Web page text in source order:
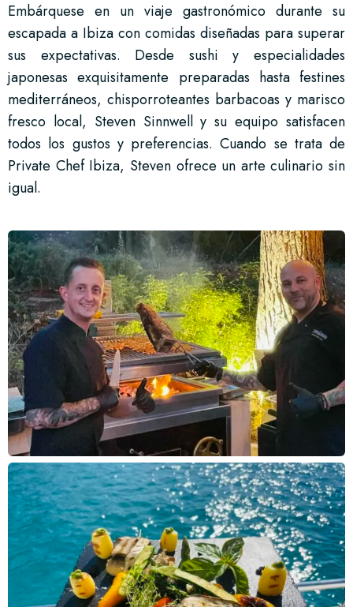
Embárquese en un viaje gastronómico durante su
escapada a Ibiza con comidas diseñadas para superar
sus expectativas. Desde sushi y especialidades
japonesas exquisitamente preparadas hasta festines
mediterráneos, chisporroteantes barbacoas y marisco
fresco local, Steven Sinnwell y su equipo satisfacen
todos los gustos y preferencias. Cuando se trata de
Private Chef Ibiza, Steven ofrece un arte culinario sin
igual.